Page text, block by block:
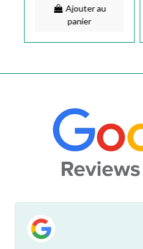
Ajouter au
panier